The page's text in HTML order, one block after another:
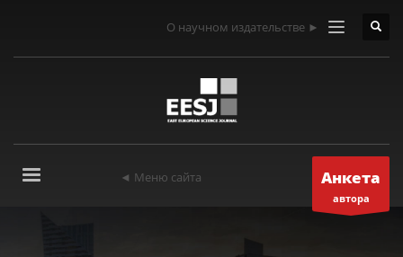
О научном издательстве ►
◄ Меню сайта Анкета
автора